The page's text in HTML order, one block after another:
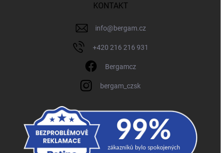
KONTAKT
info@bergam.cz
+420 216 216 931
Bergamcz
bergam_czsk